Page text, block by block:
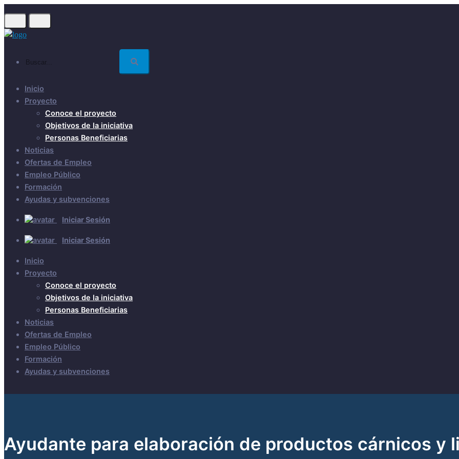
main
Inicio
Proyecto
Conoce el proyecto
Objetivos de la iniciativa
Personas Beneficiarias
Noticias
Ofertas de Empleo
Empleo Público
Formación
Ayudas y subvenciones
Iniciar Sesión
Iniciar Sesión
Inicio
Proyecto
Conoce el proyecto
Objetivos de la iniciativa
Personas Beneficiarias
Noticias
Ofertas de Empleo
Empleo Público
Formación
Ayudas y subvenciones
Ayudante para elaboración de productos cárnicos y